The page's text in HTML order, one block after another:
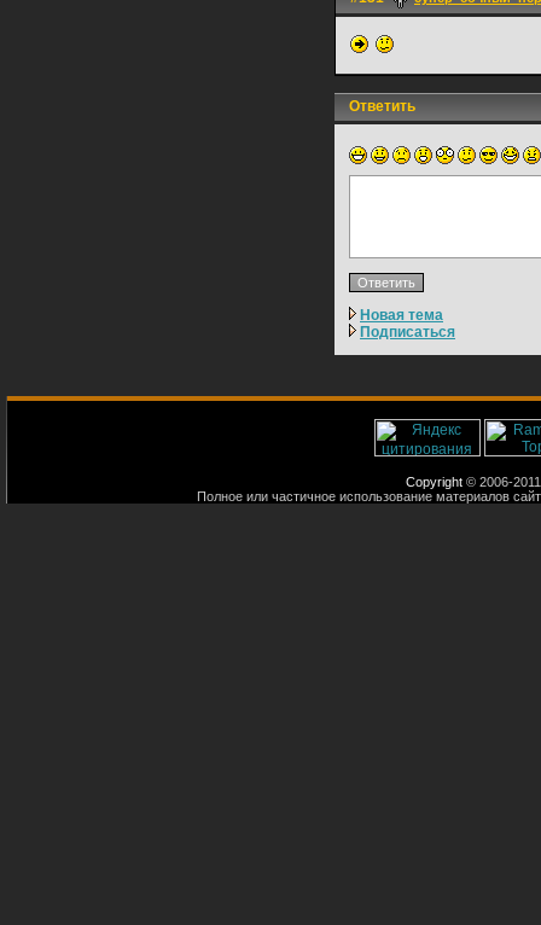
Ответить
Новая тема
Подписаться
Copyright © 2006-
Полное или частичное использование материалов